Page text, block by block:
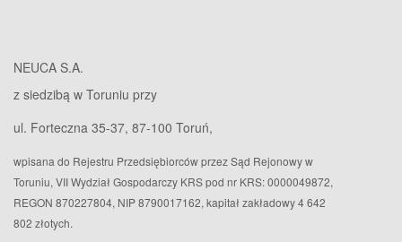
NEUCA S.A.
z siedzibą w Toruniu przy
ul. Forteczna 35-37, 87-100 Toruń,
wpisana do Rejestru Przedsiębiorców przez Sąd Rejonowy w
Toruniu, VII Wydział Gospodarczy KRS pod nr KRS: 0000049872,
REGON 870227804, NIP 8790017162, kapitał zakładowy 4 642
802 złotych.